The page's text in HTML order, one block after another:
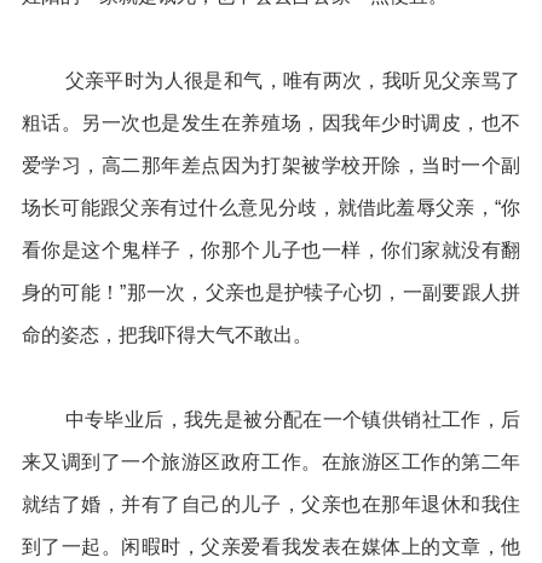
父亲平时为人很是和气，唯有两次，我听见父亲骂了
粗话。另一次也是发生在养殖场，因我年少时调皮，也不
爱学习，高二那年差点因为打架被学校开除，当时一个副
场长可能跟父亲有过什么意见分歧，就借此羞辱父亲，“你
看你是这个鬼样子，你那个儿子也一样，你们家就没有翻
身的可能！”那一次，父亲也是护犊子心切，一副要跟人拼
命的姿态，把我吓得大气不敢出。
中专毕业后，我先是被分配在一个镇供销社工作，后
来又调到了一个旅游区政府工作。在旅游区工作的第二年
就结了婚，并有了自己的儿子，父亲也在那年退休和我住
到了一起。闲暇时，父亲爱看我发表在媒体上的文章，他